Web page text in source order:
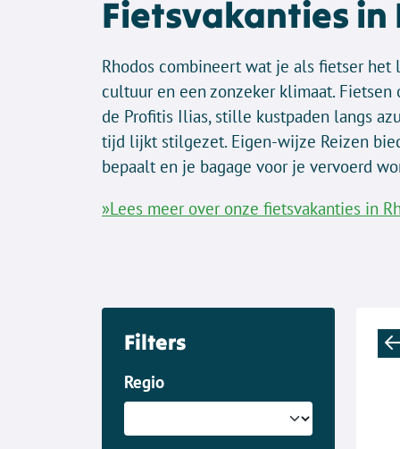
Fietsvakanties in
Rhodos combineert wat je als fietser
cultuur en een zonzeker klimaat.
de Profitis Ilias, stille kustpaden langs
tijd lijkt stilgezet. Eigen-wijze Reizen
bepaalt en je bagage voor je vervoerd
»Lees meer over onze fietsvakanties in
Filters
Regio